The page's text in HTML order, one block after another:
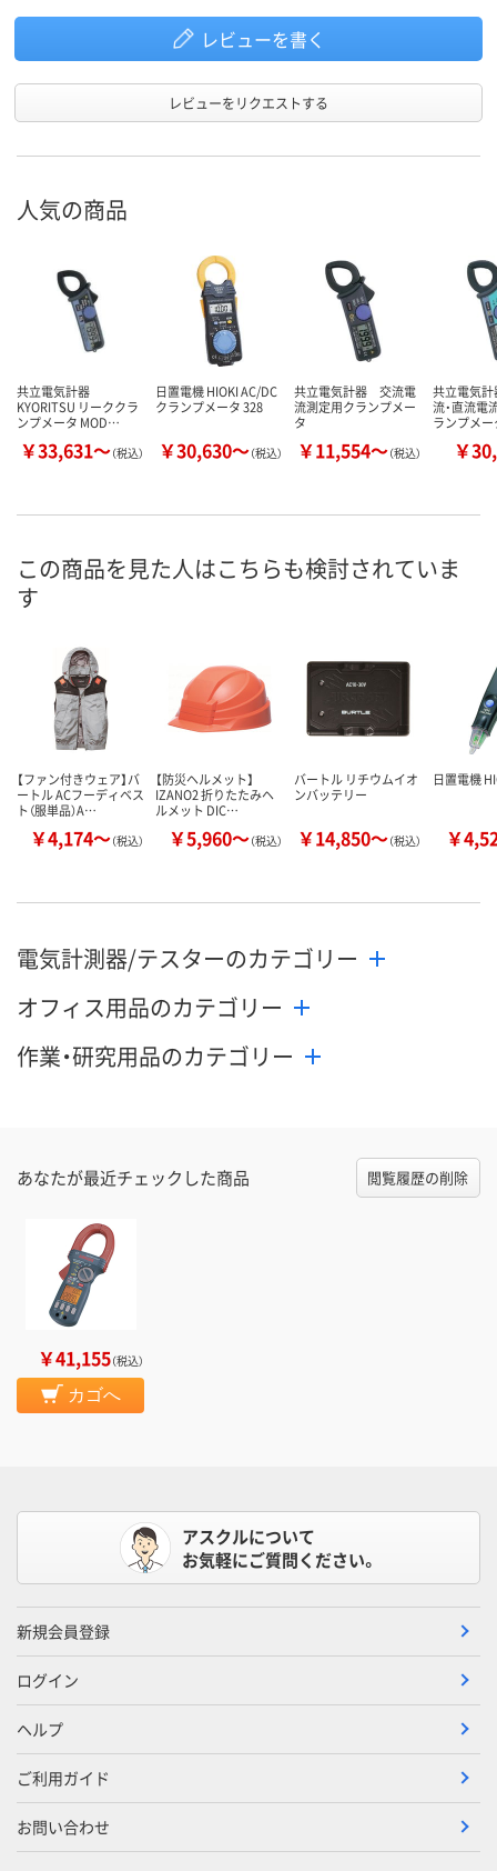
レビューを書く
レビューをリクエストする
人気の商品
共立電気計器
KYORITSU リーククラ
ンプメータ MOD…
￥33,631～（税込）
日置電機 HIOKI AC/DC
クランプメータ 328
￥30,630～（税込）
共立電気計器 交流電
流測定用クランプメー
タ
￥11,554～（税込）
共立電気計
流・直流電
ランプメ
￥
この商品を見た人はこちらも検討されていま
す
【ファン付きウェア】バ
ートル ACフーディベス
ト（服単品）A…
￥4,174～（税込）
【防災ヘルメット】
IZANO2 折りたたみヘ
ルメット DIC…
￥5,960～（税込）
バートル リチウムイオ
ンバッテリー
￥14,850～（税込）
日置電機
￥
電気計測器/テスターのカテゴリー
オフィス用品のカテゴリー
作業・研究用品のカテゴリー
あなたが最近チェックした商品 閲覧履歴の削除
￥41,155（税込）
カゴへ
アスクルについて
お気軽にご質問ください。
新規会員登録
ログイン
ヘルプ
ご利用ガイド
お問い合わせ